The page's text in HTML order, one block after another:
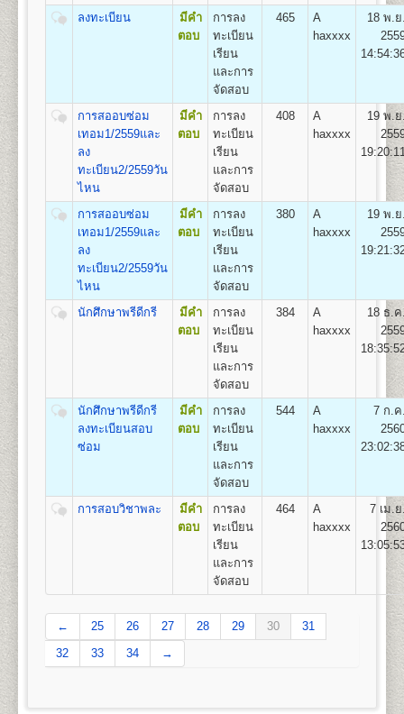
3.สาขาวิชาดนตรีไทยสมัยนิยม
หลักสูตร 6 ปี จำนวน 238
หน่วยกิต
1.หลักสูตร 6 ปี สำหรับผู้ที่จบมัธยมศึกษาปีที่ 6 โดยเริ่ม
เรียนเป็น Pre-Optometry ในช่วง 2 ปีแรก และเรียน
Optometry ในช่วง 4 ปีหลัง
2.หลักสูตร 4 ปี สำหรับผู้ที่จบการศึกษาระดับปริญญาตรี
เรียน Optometry ในหลักสูตร 4 ปี
ชื่อปริญญาทัศนมาตรศาสตรบัณฑิต (ทศ.บ.) Doctor of
Optometry (O.D.)
เปิดสอน
คือ สาขาวิชาทัศนมาตรศาสตร์
คณะสาธารณสุขศาสตร์
เปิดสอนระดับปริญญาตรี หลักสูตร 4 ปี จำนวน
สาธารณสุขศาสตรบัณฑิต (ส.บ.) Bachelor of
1.หลักสูตรสาธารณสุขศาสตรบัณฑิต สาขาวิชา
สาธารณสุขชุมชน
ส่วนกลาง (หัวหมาก) สำนักงานคณะสาธารณสุขศาสตร์
อาคารสุโขทัย ชั้น 13 แขวงหัวหมาก กรุงเทพฯ 10240
มหาวิทยาลัยรามคำแหงเปิดสอนระดับปริญญาตรี ใน 4
คณะ/สาขาวิชาในส่วนภูมิภาค
8 400 800 100 500 100
800
800 100
2,500
11 550 500 800 100 100
2,550
12 600 500 800 100
13 650 800 100 500 100
2,650
14 800
2,700
15 800 100
16 800 500 800 100 500 100
800
2,900
19 950 800 100 100
2,950
800 100
21 1,050 500 800 100 500 100
3,050
800
3,100
ลงทะเบียน
มีคำ
ตอบ
การลง
ทะเบียน
เรียน
และการ
จัดสอบ
465
A
haxxxx
18 พ.
การสออบซ่อม
เทอม1/2559และ
ลง
ทะเบียน2/2559วัน
ไหน
มีคำ
ตอบ
การลง
ทะเบียน
เรียน
และการ
จัดสอบ
408
A
haxxxx
19 พ.
การสออบซ่อม
เทอม1/2559และ
ลง
ทะเบียน2/2559วัน
ไหน
มีคำ
ตอบ
การลง
ทะเบียน
เรียน
และการ
จัดสอบ
380
A
haxxxx
19 พ.
นักศึกษาพรีดีกรี
มีคำ
ตอบ
การลง
ทะเบียน
เรียน
และการ
จัดสอบ
384
A
haxxxx
18 ธ.
นักศึกษาพรีดีกรี
ลงทะเบียนสอบ
ซ่อม
มีคำ
ตอบ
การลง
ทะเบียน
เรียน
และการ
จัดสอบ
544
A
haxxxx
7 ก.
การสอบวิชาพละ
มีคำ
ตอบ
การลง
ทะเบียน
เรียน
และการ
จัดสอบ
464
A
haxxxx
7 เม.
← 25 26 27 28 29 30
31
32
33 34 →